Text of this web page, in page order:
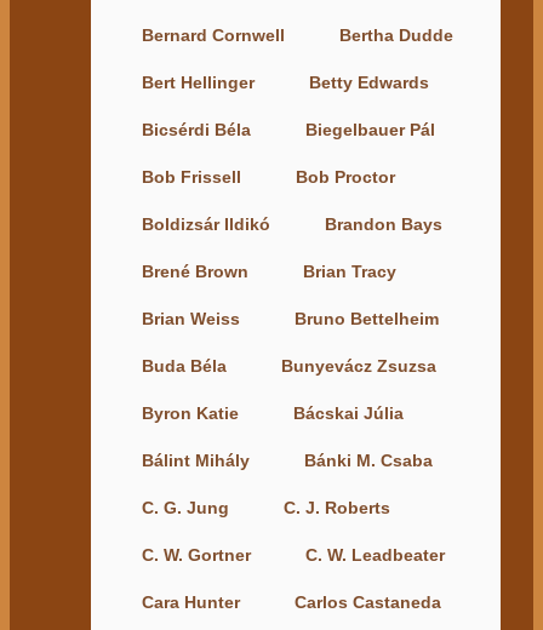
Bernard Cornwell Bertha Dudde
Bert Hellinger Betty Edwards
Bicsérdi Béla Biegelbauer Pál
Bob Frissell Bob Proctor
Boldizsár Ildikó Brandon Bays
Brené Brown Brian Tracy
Brian Weiss Bruno Bettelheim
Buda Béla Bunyevácz Zsuzsa
Byron Katie Bácskai Júlia
Bálint Mihály Bánki M. Csaba
C. G. Jung C. J. Roberts
C. W. Gortner C. W. Leadbeater
Cara Hunter Carlos Castaneda